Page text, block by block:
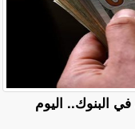
البنوك.. اليوم